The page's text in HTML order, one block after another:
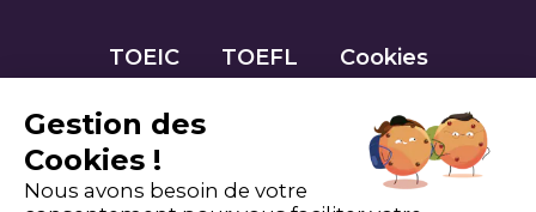
TOEIC TOEFL Cookies
Gestion des
Cookies !
Nous avons besoin de votre